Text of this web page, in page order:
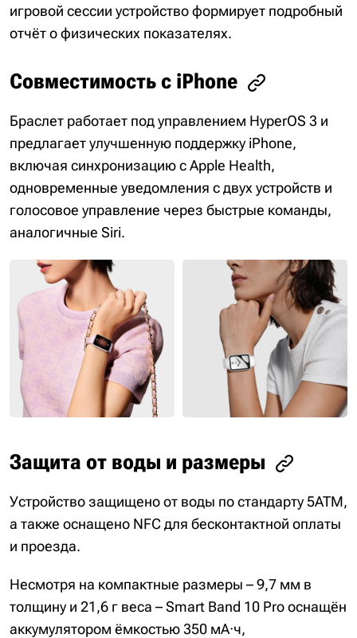
игровой сессии устройство формирует подробный
отчёт о физических показателях.
Совместимость с iPhone
Браслет работает под управлением HyperOS 3 и
предлагает улучшенную поддержку iPhone,
включая синхронизацию с Apple Health,
одновременные уведомления с двух устройств и
голосовое управление через быстрые команды,
аналогичные Siri.
Защита от воды и размеры
Устройство защищено от воды по стандарту 5ATM,
а также оснащено NFC для бесконтактной оплаты
и проезда.
Несмотря на компактные размеры – 9,7 мм в
толщину и 21,6 г веса – Smart Band 10 Pro оснащён
аккумулятором ёмкостью 350 мА·ч,